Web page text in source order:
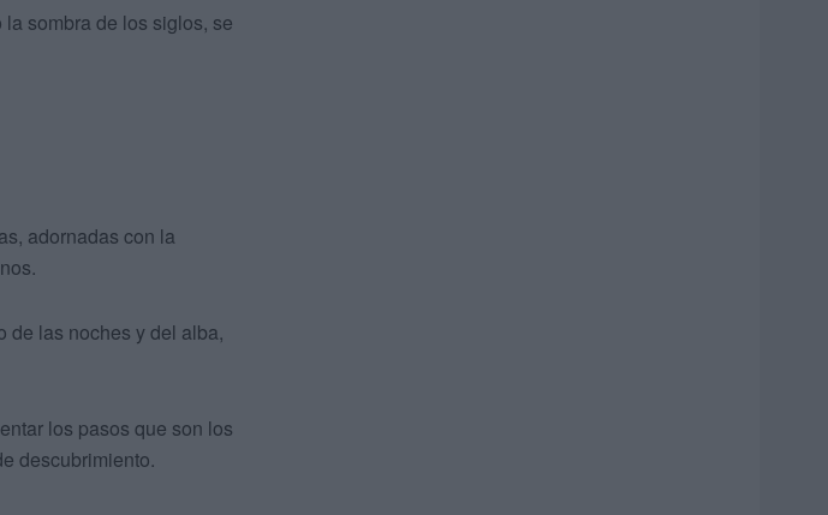
sombra de los siglos, se
adornadas con la
de las noches y del alba,
los pasos que son los
descubrimiento.